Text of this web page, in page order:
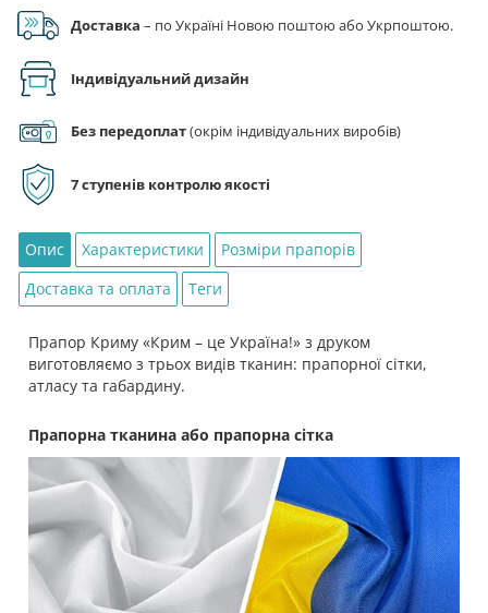
Україна!»
Доставка – по Україні Новою поштою або Укрпоштою.
Індивідуальний дизайн
Без передоплат(окрім індивідуальних виробів)
7 ступенів контролю якості
Опис Характеристики
Розміри прапорів
Доставка та оплата
Теги
Прапор Криму «Крим – це Україна!» з друком
виготовляємо з трьох видів тканин: прапорної сітки,
атласу та габардину.
Прапорна тканина або прапорна сітка